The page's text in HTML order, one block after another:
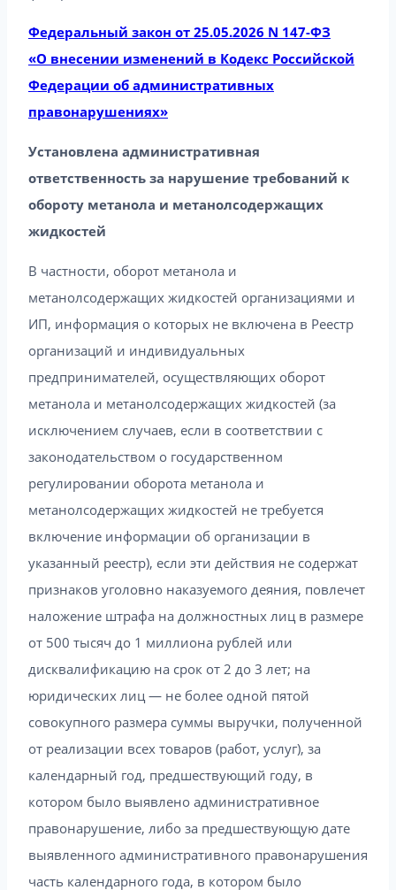
Федеральный закон от 25.05.2026 N 147-ФЗ
«О внесении изменений в Кодекс Российской
Федерации об административных
правонарушениях»
Установлена административная
ответственность за нарушение требований к
обороту метанола и метанолсодержащих
жидкостей
В частности, оборот метанола и
метанолсодержащих жидкостей организациями и
ИП, информация о которых не включена в Реестр
организаций и индивидуальных
предпринимателей, осуществляющих оборот
метанола и метанолсодержащих жидкостей (за
исключением случаев, если в соответствии с
законодательством о государственном
регулировании оборота метанола и
метанолсодержащих жидкостей не требуется
включение информации об организации в
указанный реестр), если эти действия не содержат
признаков уголовно наказуемого деяния, повлечет
наложение штрафа на должностных лиц в размере
от 500 тысяч до 1 миллиона рублей или
дисквалификацию на срок от 2 до 3 лет; на
юридических лиц — не более одной пятой
совокупного размера суммы выручки, полученной
от реализации всех товаров (работ, услуг), за
календарный год, предшествующий году, в
котором было выявлено административное
правонарушение, либо за предшествующую дате
выявленного административного правонарушения
часть календарного года, в котором было